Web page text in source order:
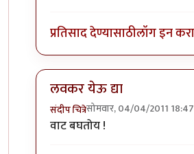
प्रतिसाद देण्यासाठीलॉग इन करा
लवकर येऊ द्या
संदीप चित्रेसोमवार, 04/04/2011 18:47
In reply toअभिनंदन.. लवकर येऊ
वाट बघतोय !